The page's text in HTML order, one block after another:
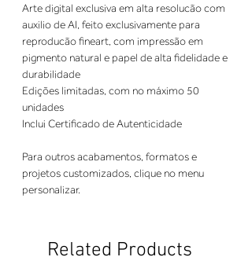
Arte digital exclusiva em alta resolucão com
auxilio de AI, feito exclusivamente para
reproducão fineart, com impressão em
pigmento natural e papel de alta fidelidade e
durabilidade
Edições limitadas, com no máximo 50
unidades
Inclui Certificado de Autenticidade
Para outros acabamentos, formatos e
projetos customizados, clique no menu
personalizar.
Related Products